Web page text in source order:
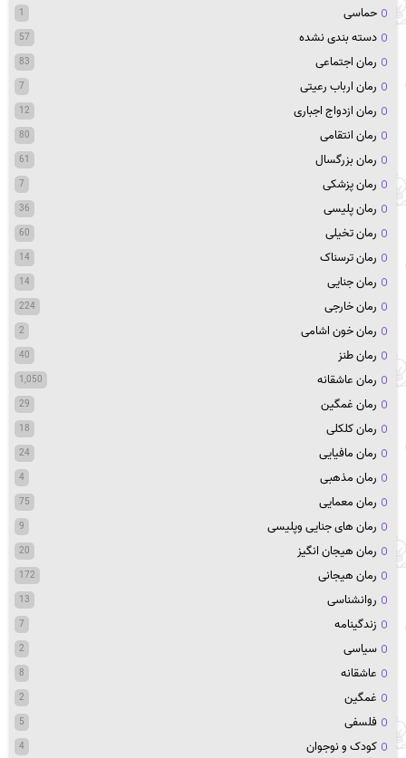
حماسی 1
دسته بندی نشده 57
رمان اجتماعی 83
رمان ارباب رعیتی 7
رمان ازدواج اجباری 12
رمان انتقامی 80
رمان بزرگسال 61
رمان پزشکی 7
رمان پلیسی 36
رمان تخیلی 60
رمان ترسناک 14
رمان جنایی 14
رمان خارجی 224
رمان خون اشامی 2
رمان طنز 40
رمان عاشقانه 1,050
رمان غمگین 29
رمان کلکلی 18
رمان مافیایی 24
رمان مذهبی 4
رمان معمایی 75
رمان های جنایی وپلیسی 9
رمان هیجان انگیز 20
رمان هیجانی 172
روانشناسی 13
زندگینامه 7
سیاسی 2
عاشقانه 8
غمگین 2
فلسفی 5
کودک و نوجوان 4